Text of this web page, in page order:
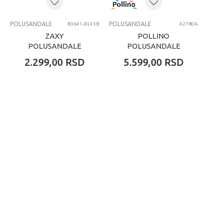
POLUSANDALE 83641-BL438
ZAXY
POLUSANDALE
2.299,00 RSD
POLUSANDALE 42780A
POLLINO
POLUSANDALE
5.599,00 RSD